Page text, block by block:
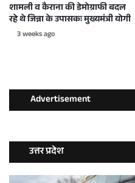
शामली व कैराना की डेमोग्राफी बदल
रहे थे जिन्ना के उपासकः मुख्यमंत्री योगी
3 weeks ago
Advertisement
उत्तर प्रदेश